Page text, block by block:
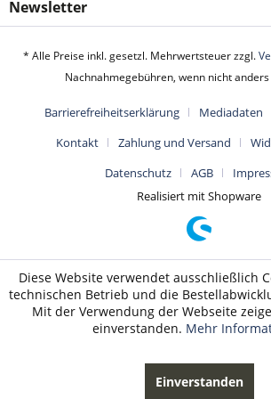
Newsletter
* Alle Preise inkl. gesetzl. Mehrwertsteuer zzgl.
Nachnahmegebühren, wenn nicht
Barrierefreiheitserklärung Mediadaten
Kontakt
Zahlung und Versand
Datenschutz
AGB
Realisiert mit Shopware
Diese Website verwendet ausschließlich
technischen Betrieb und die
Mit der Verwendung der Webseite
einverstanden. Mehr
Einverstanden